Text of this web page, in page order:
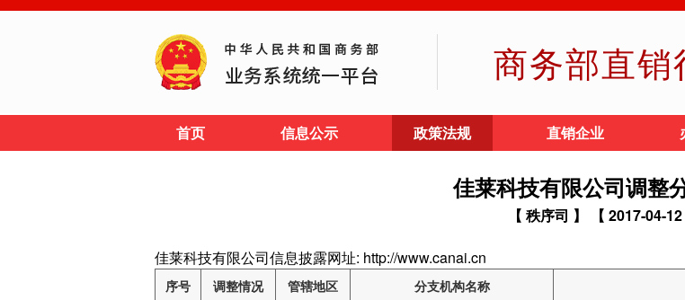
商务部直销
首页 信息公示 政策法规 直销企业
佳莱科技有限公司调整
【 秩序司 】 【 2017-04-12
佳莱科技有限公司信息披露网址: http://www.canai.cn
序号 调整情况 管辖地区 分支机构名称